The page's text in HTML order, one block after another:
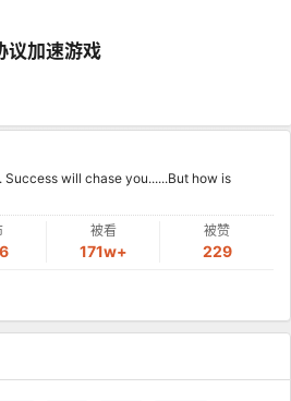
议加速游戏
Success will chase you......But how is
被看
171w+
被赞
229